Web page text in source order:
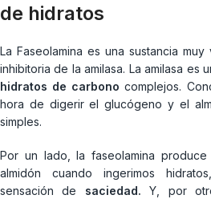
de hidratos
La Faseolamina es una sustancia
inhibitoria de la amilasa. La amilasa es
hidratos de carbono complejos.
hora de digerir el glucógeno y el
simples.
Por un lado, la faseolamina
almidón cuando ingerimos
sensación de saciedad. Y, por